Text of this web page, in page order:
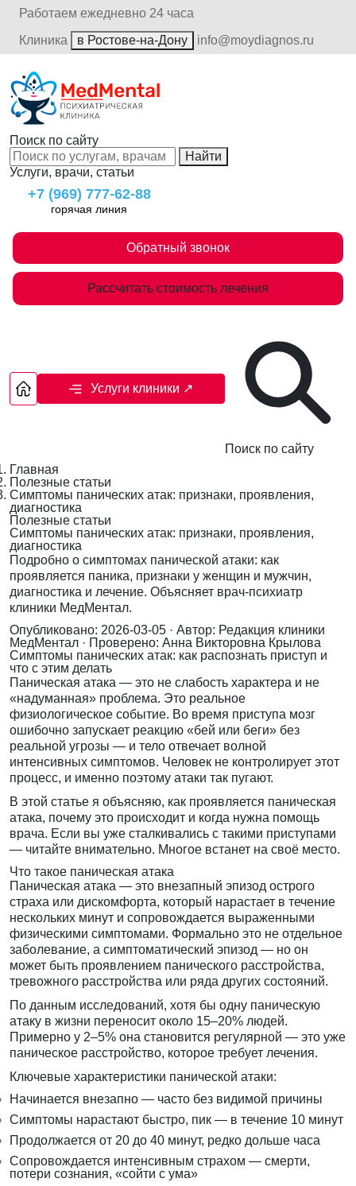
Работаем ежедневно 24 часа
Клиника
в Ростове-на-Дону info@moydiagnos.ru
Поиск по сайту
Найти
Услуги, врачи, статьи
+7 (969) 777-62-88
горячая линия
Обратный звонок
Рассчитать стоимость лечения
Услуги клиники ↗
Поиск по сайту
Главная
Полезные статьи
Симптомы панических атак: признаки, проявления,
диагностика
Полезные статьи
Симптомы панических атак: признаки, проявления,
диагностика
Подробно о симптомах панической атаки: как
проявляется паника, признаки у женщин и мужчин,
диагностика и лечение. Объясняет врач-психиатр
клиники МедМентал.
Опубликовано: 2026-03-05 · Автор: Редакция клиники
МедМентал · Проверено: Анна Викторовна Крылова
Симптомы панических атак: как распознать приступ и
что с этим делать
Паническая атака — это не слабость характера и не
«надуманная» проблема. Это реальное
физиологическое событие. Во время приступа мозг
ошибочно запускает реакцию «бей или беги» без
реальной угрозы — и тело отвечает волной
интенсивных симптомов. Человек не контролирует этот
процесс, и именно поэтому атаки так пугают.
В этой статье я объясняю, как проявляется паническая
атака, почему это происходит и когда нужна помощь
врача. Если вы уже сталкивались с такими приступами
— читайте внимательно. Многое встанет на своё место.
Что такое паническая атака
Паническая атака — это внезапный эпизод острого
страха или дискомфорта, который нарастает в течение
нескольких минут и сопровождается выраженными
физическими симптомами. Формально это не отдельное
заболевание, а симптоматический эпизод — но он
может быть проявлением панического расстройства,
тревожного расстройства или ряда других состояний.
По данным исследований, хотя бы одну паническую
атаку в жизни переносит около 15–20% людей.
Примерно у 2–5% она становится регулярной — это уже
паническое расстройство, которое требует лечения.
Ключевые характеристики панической атаки:
Начинается внезапно — часто без видимой причины
Симптомы нарастают быстро, пик — в течение 10 минут
Продолжается от 20 до 40 минут, редко дольше часа
Сопровождается интенсивным страхом — смерти,
потери сознания, «сойти с ума»